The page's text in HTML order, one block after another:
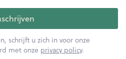
schrijft u zich in voor onze
met onze privacy policy.